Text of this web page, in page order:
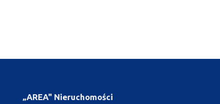
„AREA" Nieruchomości